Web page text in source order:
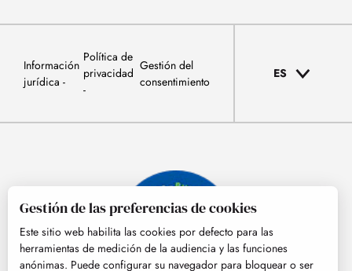
Información
jurídica
Política de
privacidad
Gestión del
consentimiento
ES
Gestión de las preferencias de cookies
Este sitio web habilita las cookies por defecto para las
herramientas de medición de la audiencia y las funciones
anónimas. Puede configurar su navegador para bloquear o ser